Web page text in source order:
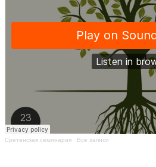
Сретенская семинария · Все записи